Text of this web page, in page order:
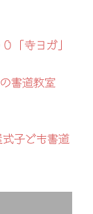
「寺ヨガ」
書道教室
式子ども書道